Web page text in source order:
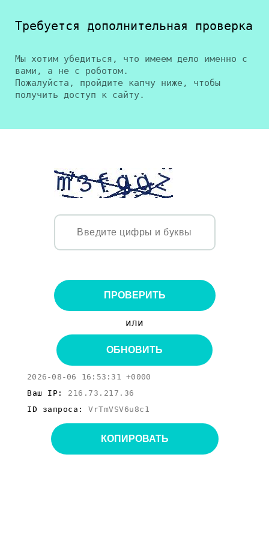
Требуется дополнительная проверка
Мы хотим убедиться, что имеем дело именно с
вами, а не с роботом.
Пожалуйста, пройдите капчу ниже, чтобы
получить доступ к сайту.
ПРОВЕРИТЬ
или
ОБНОВИТЬ
2026-08-06 16:53:31 +0000
Ваш IP: 216.73.217.36
ID запроса: VrTmVSV6u8c1
КОПИРОВАТЬ